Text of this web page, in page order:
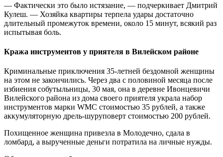
— Фактически это было истязание, — подчеркивает Дмитрий
Кулеш. — Хозяйка квартиры терпела удары достаточно
длительный промежуток времени, около 15 минут, всякий раз
испытывая боль.
Кража инструментов у приятеля в Вилейском районе
Криминальные приключения 35-летней бездомной женщины
на этом не закончились. Через два с половиной месяца после
избиения собутыльницы, 30 мая, она в деревне Ивонцевичи
Вилейского района из дома своего приятеля украла набор
инструментов марки WMC стоимостью 35 рублей, а также
аккумуляторную дрель-шуруповерт стоимостью 200 рублей.
Похищенное женщина привезла в Молодечно, сдала в
ломбард, а вырученные деньги потратила на личные нужды.